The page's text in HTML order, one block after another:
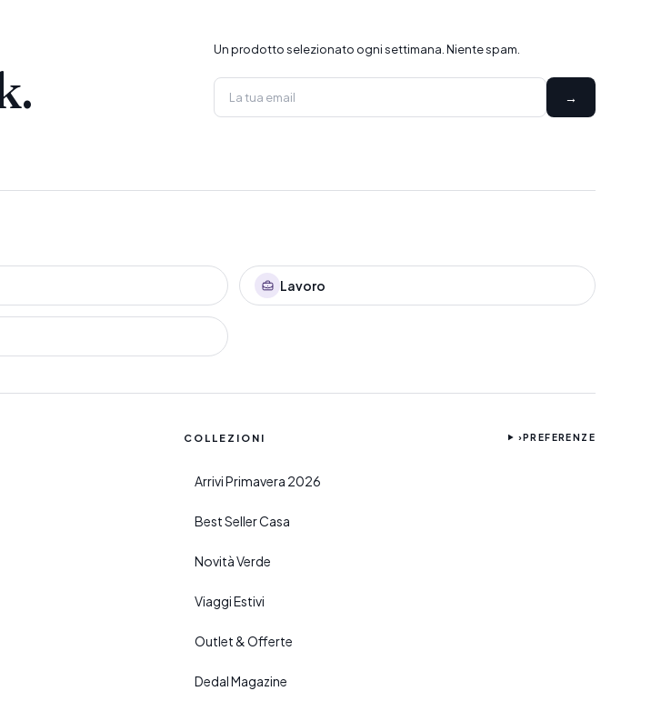
Un prodotto selezionato ogni settimana. Niente spam.
→
Lavoro
COLLEZIONI
Arrivi Primavera 2026
Best Seller Casa
Novità Verde
Viaggi Estivi
Outlet & Offerte
Dedal Magazine
›PREFERENZE